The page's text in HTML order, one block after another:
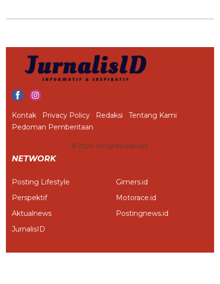
Kontak Privacy Policy Redaksi
Tentang Kami
Pedoman Pemberitaan
© 2024. All rights reserved.
NETWORK
Posting Lifestyle
Perspektif
Aktualnews
JurnalisID
Gimers.id
Motorace.id
Postingnews.id